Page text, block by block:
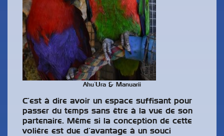
Ahu’Ura & Manuarii
C’est à dire avoir un espace suffisant pour
passer du temps sans être à la vue de son
partenaire. Même si la conception de cette
volière est due d’avantage à un souci